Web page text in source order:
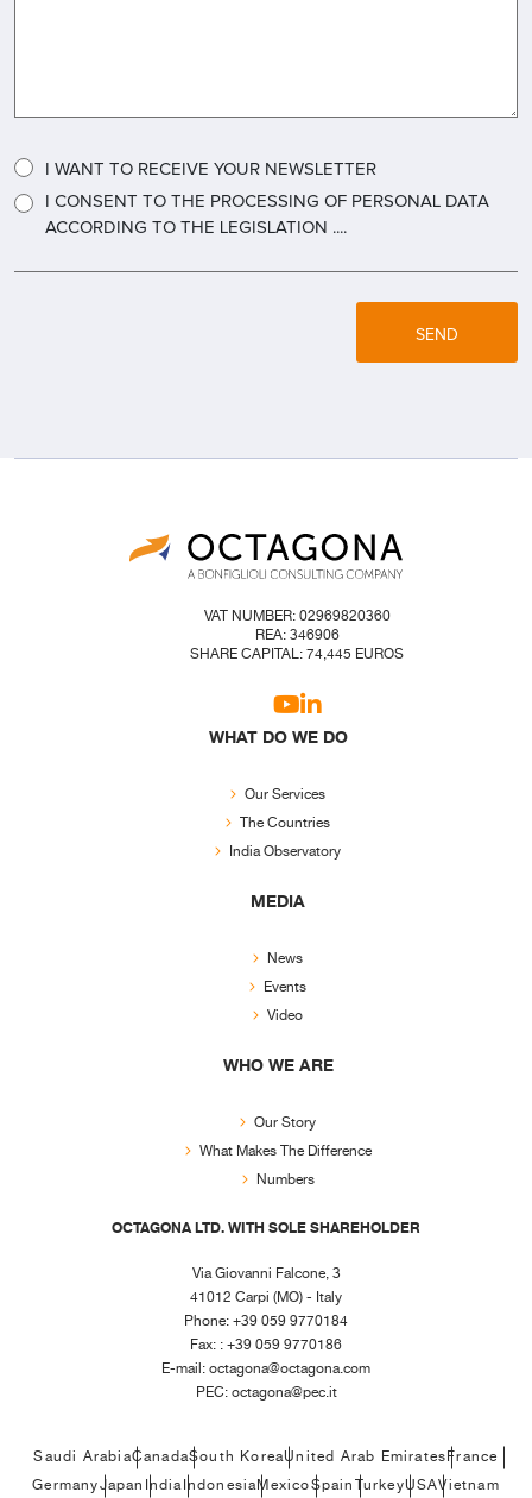
I WANT TO RECEIVE YOUR NEWSLETTER
I CONSENT TO THE PROCESSING OF PERSONAL DATA
ACCORDING TO THE LEGISLATION ....
SEND
VAT NUMBER: 02969820360
REA: 346906
SHARE CAPITAL: 74,445 EUROS
WHAT DO WE DO
Our Services
The Countries
India Observatory
MEDIA
News
Events
Video
WHO WE ARE
Our Story
What Makes The Difference
Numbers
OCTAGONA LTD. WITH SOLE SHAREHOLDER
Via Giovanni Falcone, 3
41012 Carpi (MO) - Italy
Phone: +39 059 9770184
Fax: : +39 059 9770186
E-mail:octagona@octagona.com
PEC:octagona@pec.it
Saudi ArabiaCanadaSouth KoreaUnited Arab EmiratesFrance
GermanyJapan IndiaIndonesiaMexicoSpainTurkeyUSAVietnam